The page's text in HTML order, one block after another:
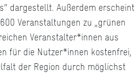
dargestellt. Außerdem erscheint
Veranstaltungen zu „grünen
Veranstalter*innen aus
für die Nutzer*innen kostenfrei,
der Region durch möglichst